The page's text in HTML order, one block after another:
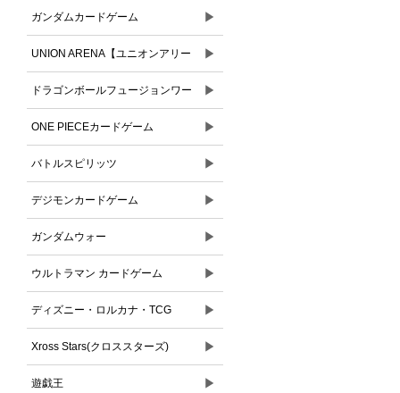
ードゲーム)
ムオーダー)
ガンダムカードゲーム ▶
UNION ARENA【ユニオンアリー
ナ】
▶
ドラゴンボールフュージョンワー
ルド
▶
ONE PIECEカードゲーム ▶
バトルスピリッツ ▶
デジモンカードゲーム ▶
ガンダムウォー ▶
ウルトラマン カードゲーム ▶
ディズニー・ロルカナ・TCG ▶
Xross Stars(クロススターズ) ▶
遊戯王 ▶